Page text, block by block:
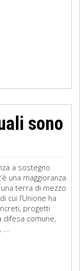
sono
a sostegno
una maggioranza
terra di mezzo
cui l’Unione ha
progetti
difesa comune,
...